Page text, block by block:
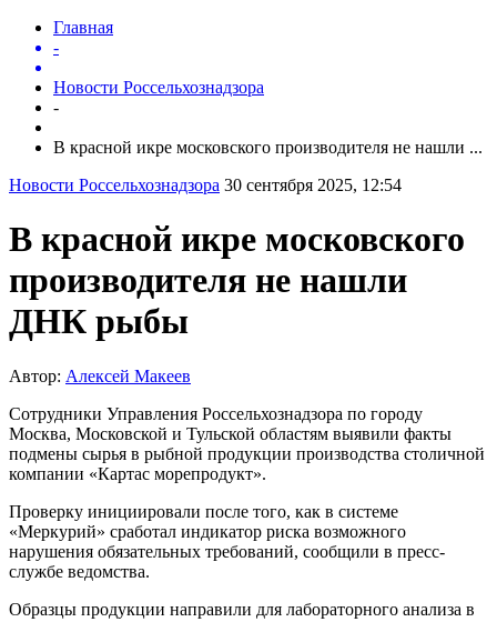
Главная
-
Новости Россельхознадзора
-
В красной икре московского производителя не нашли ...
Новости Россельхознадзора 30 сентября 2025, 12:54
В красной икре московского
производителя не нашли
ДНК рыбы
Автор: Алексей Макеев
Сотрудники Управления Россельхознадзора по городу
Москва, Московской и Тульской областям выявили факты
подмены сырья в рыбной продукции производства столичной
компании «Картас морепродукт».
Проверку инициировали после того, как в системе
«Меркурий» сработал индикатор риска возможного
нарушения обязательных требований, сообщили в пресс-
службе ведомства.
Образцы продукции направили для лабораторного анализа в